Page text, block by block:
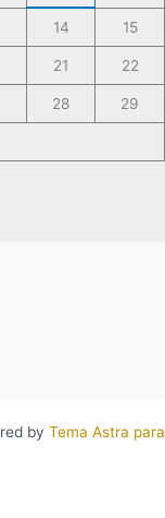
14 15
21 22
28 29
by Tema Astra para